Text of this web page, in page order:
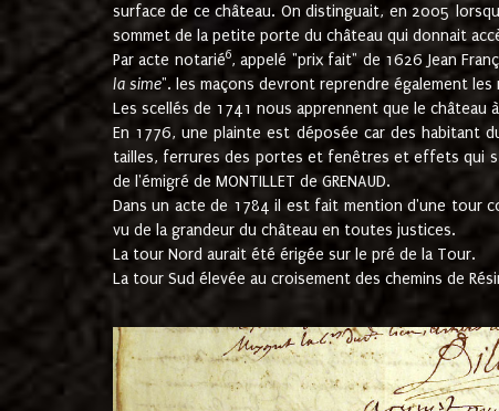
surface de ce château. On distinguait, en 2005
sommet de la petite porte du château qui donnait
Par acte notarié6, appelé "prix fait" de 1626 Jean
la sime". les maçons devront reprendre également
Les scellés de 1741 nous apprennent que le château
En 1776, une plainte est déposée car des habitant
tailles, ferrures des portes et fenêtres et effets qui
de l'émigré de MONTILLET de GRENAUD.
Dans un acte de 1784 il est fait mention d'une tour
vu de la grandeur du château en toutes justices.
La tour Nord aurait été érigée sur le pré de la Tour.
La tour Sud élevée au croisement des chemins de